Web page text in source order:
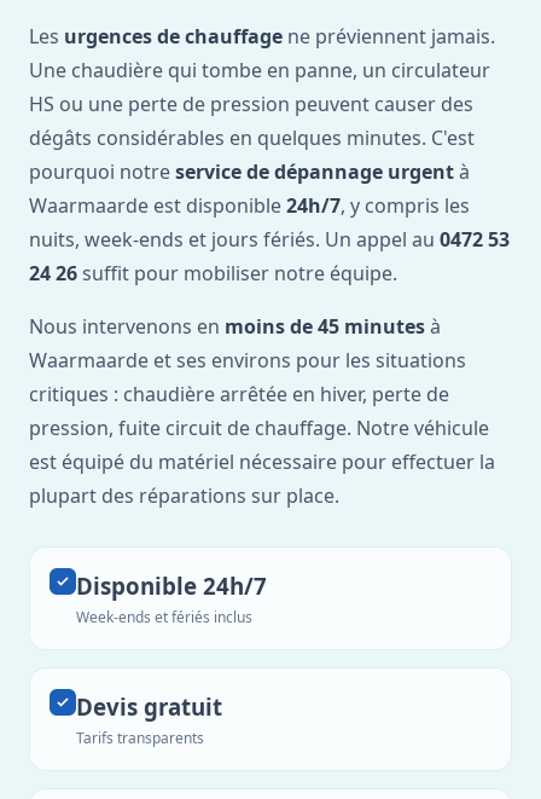
Les urgences de chauffage ne préviennent jamais.
Une chaudière qui tombe en panne, un circulateur
HS ou une perte de pression peuvent causer des
dégâts considérables en quelques minutes. C'est
pourquoi notreservice de dépannage urgentà
Waarmaarde est disponible24h/7, y compris les
nuits, week-ends et jours fériés. Un appel au 0472 53
24 26 suffit pour mobiliser notre équipe.
Nous intervenons en moins de 45 minutesà
Waarmaarde et ses environs pour les situations
critiques : chaudière arrêtée en hiver, perte de
pression, fuite circuit de chauffage. Notre véhicule
est équipé du matériel nécessaire pour effectuer la
plupart des réparations sur place.
Disponible 24h/7
Week-ends et fériés inclus
Devis gratuit
Tarifs transparents